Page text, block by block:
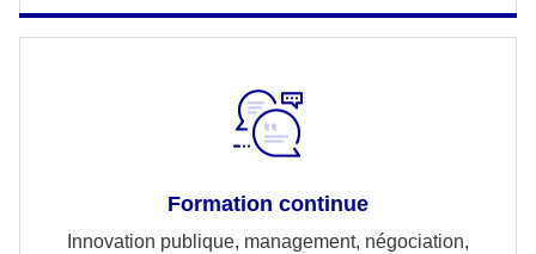
Formation continue
Innovation publique, management, négociation,